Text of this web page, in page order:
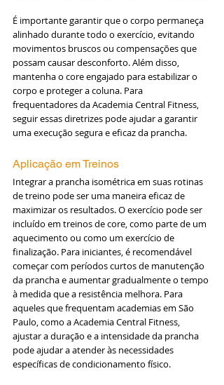
É importante garantir que o corpo permaneça
alinhado durante todo o exercício, evitando
movimentos bruscos ou compensações que
possam causar desconforto. Além disso,
mantenha o core engajado para estabilizar o
corpo e proteger a coluna. Para
frequentadores da Academia Central Fitness,
seguir essas diretrizes pode ajudar a garantir
uma execução segura e eficaz da prancha.
Aplicação em Treinos
Integrar a prancha isométrica em suas rotinas
de treino pode ser uma maneira eficaz de
maximizar os resultados. O exercício pode ser
incluído em treinos de core, como parte de um
aquecimento ou como um exercício de
finalização. Para iniciantes, é recomendável
começar com períodos curtos de manutenção
da prancha e aumentar gradualmente o tempo
à medida que a resistência melhora. Para
aqueles que frequentam academias em São
Paulo, como a Academia Central Fitness,
ajustar a duração e a intensidade da prancha
pode ajudar a atender às necessidades
específicas de condicionamento físico.